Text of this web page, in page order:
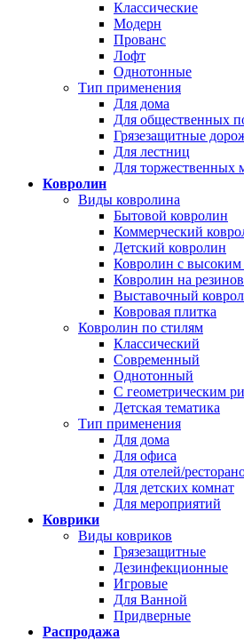
Классические
Модерн
Прованс
Лофт
Однотонные
Тип применения
Для дома
Для общественных
Грязезащитные
Для лестниц
Для торжественных
Ковролин
Виды ковролина
Бытовой ковролин
Коммерческий
Детский ковролин
Ковролин с высоким
Ковролин на
Выставочный
Ковровая плитка
Ковролин по стилям
Классический
Современный
Однотонный
С геометрическим
Детская тематика
Тип применения
Для дома
Для офиса
Для отелей/
Для детских комнат
Для мероприятий
Коврики
Виды ковриков
Грязезащитные
Дезинфекционные
Игровые
Для Ванной
Придверные
Распродажа